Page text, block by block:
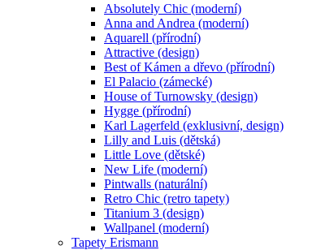
Absolutely Chic (moderní)
Anna and Andrea (moderní)
Aquarell (přírodní)
Attractive (design)
Best of Kámen a dřevo (přírodní)
El Palacio (zámecké)
House of Turnowsky (design)
Hygge (přírodní)
Karl Lagerfeld (exklusivní, design)
Lilly and Luis (dětská)
Little Love (dětské)
New Life (moderní)
Pintwalls (naturální)
Retro Chic (retro tapety)
Titanium 3 (design)
Wallpanel (moderní)
Tapety Erismann